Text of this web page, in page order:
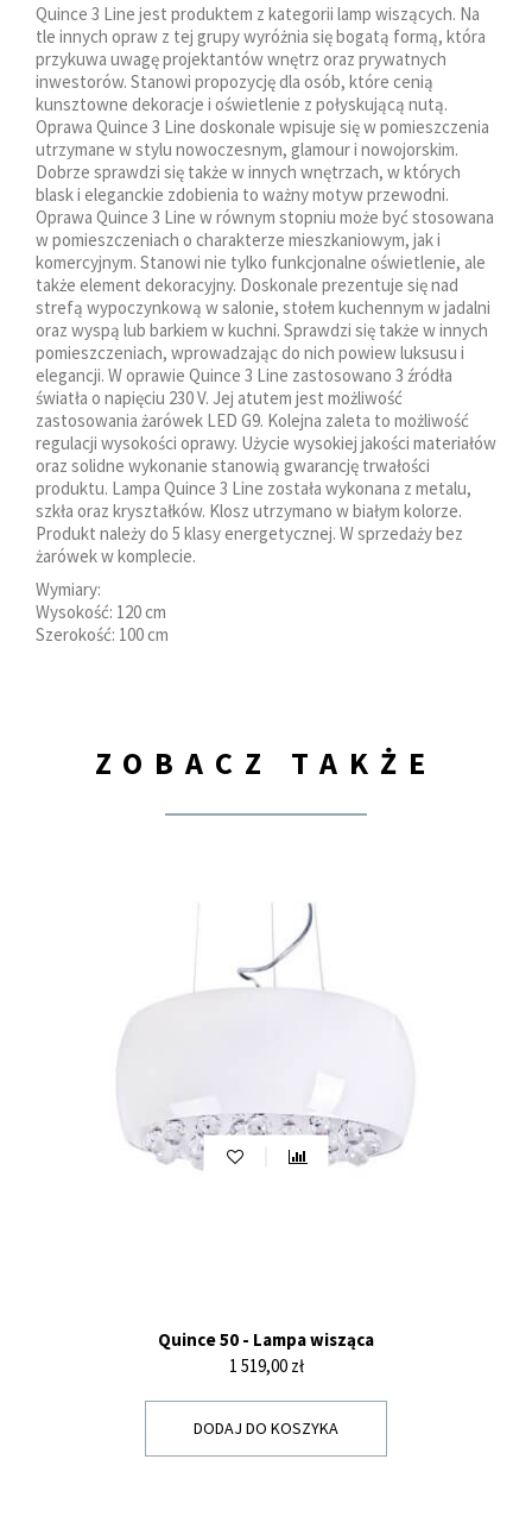
Quince 3 Line jest produktem z kategorii lamp wiszących. Na
tle innych opraw z tej grupy wyróżnia się bogatą formą, która
przykuwa uwagę projektantów wnętrz oraz prywatnych
inwestorów. Stanowi propozycję dla osób, które cenią
kunsztowne dekoracje i oświetlenie z połyskującą nutą.
Oprawa Quince 3 Line doskonale wpisuje się w pomieszczenia
utrzymane w stylu nowoczesnym, glamour i nowojorskim.
Dobrze sprawdzi się także w innych wnętrzach, w których
blask i eleganckie zdobienia to ważny motyw przewodni.
Oprawa Quince 3 Line w równym stopniu może być stosowana
w pomieszczeniach o charakterze mieszkaniowym, jak i
komercyjnym. Stanowi nie tylko funkcjonalne oświetlenie, ale
także element dekoracyjny. Doskonale prezentuje się nad
strefą wypoczynkową w salonie, stołem kuchennym w jadalni
oraz wyspą lub barkiem w kuchni. Sprawdzi się także w innych
pomieszczeniach, wprowadzając do nich powiew luksusu i
elegancji. W oprawie Quince 3 Line zastosowano 3 źródła
światła o napięciu 230 V. Jej atutem jest możliwość
zastosowania żarówek LED G9. Kolejna zaleta to możliwość
regulacji wysokości oprawy. Użycie wysokiej jakości materiałów
oraz solidne wykonanie stanowią gwarancję trwałości
produktu. Lampa Quince 3 Line została wykonana z metalu,
szkła oraz kryształków. Klosz utrzymano w białym kolorze.
Produkt należy do 5 klasy energetycznej. W sprzedaży bez
żarówek w komplecie.
Wymiary:
Wysokość: 120 cm
Szerokość: 100 cm
ZOBACZ TAKŻE
Quince 50 - Lampa wisząca
Cena
1 519,00 zł
DODAJ DO KOSZYKA